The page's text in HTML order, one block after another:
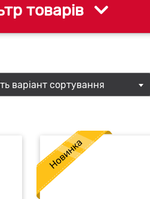
товарів
варіант сортування